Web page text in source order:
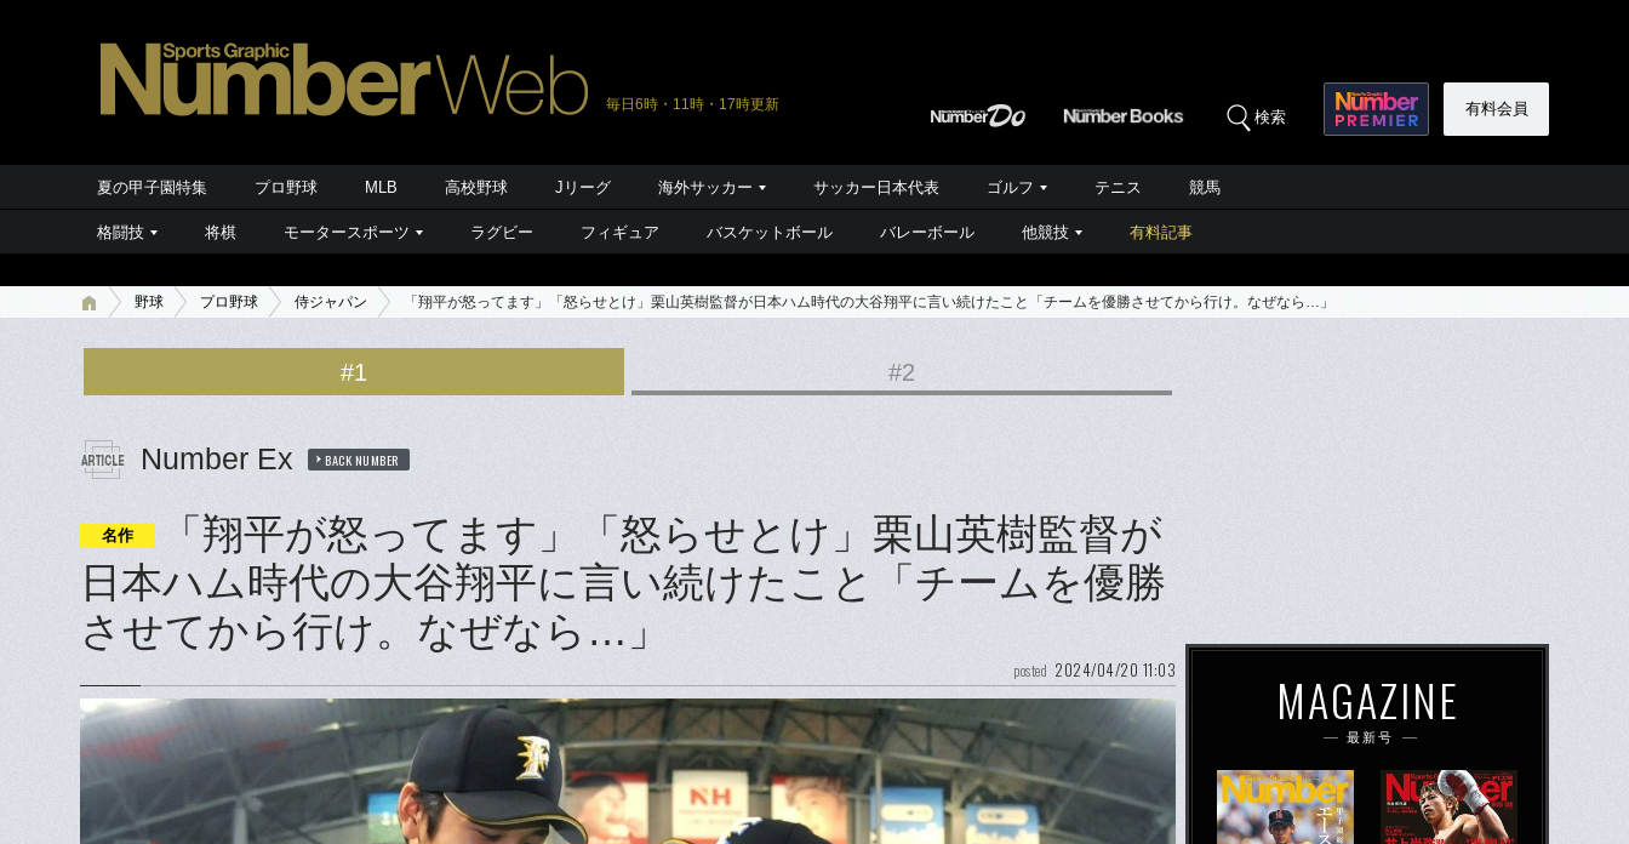
毎日6時・11時・17時更新
検索 有料会員
夏の甲子園特集 プロ野球 MLB 高校野球 Jリーグ 海外サッカー サッカー日本代表 ゴルフ テニス 競馬
格闘技 将棋 モータースポーツ ラグビー フィギュア バスケットボール バレーボール 他競技 有料記事
野球 プロ野球 侍ジャパン 「翔平が怒ってます」「怒らせとけ」栗山英樹監督が日本ハム時代の大谷翔平に言い続けたこと「チームを優勝させてから行け。なぜなら…」
#1 #2
Number Ex BACK NUMBER
名作
「翔平が怒ってます」「怒らせとけ」栗山英樹監督が
日本ハム時代の大谷翔平に言い続けたこと「チームを優勝
させてから行け。なぜなら…」
posted 2024/04/20 11:03 MAGAZINE
最新号